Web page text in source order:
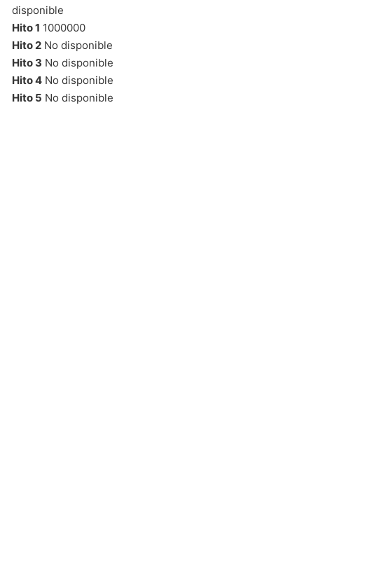
disponible
Hito 1 1000000
Hito 2 No disponible
Hito 3 No disponible
Hito 4 No disponible
Hito 5 No disponible